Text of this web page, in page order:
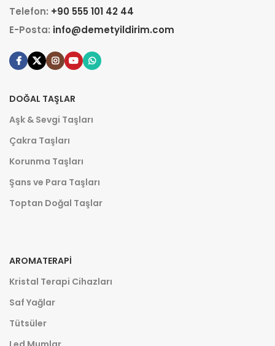
Telefon: +90 555 101 42 44
E-Posta: info@demetyildirim.com
DOĞAL TAŞLAR
Aşk & Sevgi Taşları
Çakra Taşları
Korunma Taşları
Şans ve Para Taşları
Toptan Doğal Taşlar
AROMATERAPI
Kristal Terapi Cihazları
Saf Yağlar
Tütsüler